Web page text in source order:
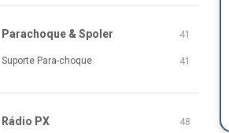
Parachoque & Spoler 41
Suporte Para-choque 41
Rádio PX 48